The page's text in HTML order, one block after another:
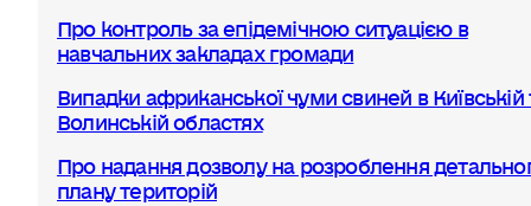
Про контроль за епідемічною ситуацією в
навчальних закладах громади
Випадки африканської чуми свиней в Київській
Волинській областях
Про надання дозволу на розроблення
плану територій